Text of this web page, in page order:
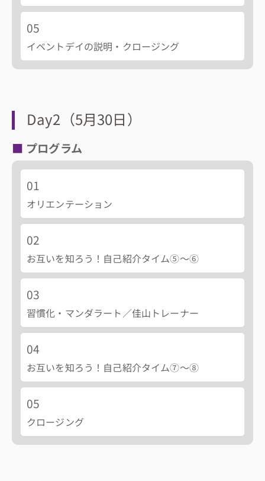
05
イベントデイの説明・クロージング
Day2（5月30日）
プログラム
01
オリエンテーション
02
お互いを知ろう！自己紹介タイム⑤～⑥
03
習慣化・マンダラート／佳山トレーナー
04
お互いを知ろう！自己紹介タイム⑦～⑧
05
クロージング